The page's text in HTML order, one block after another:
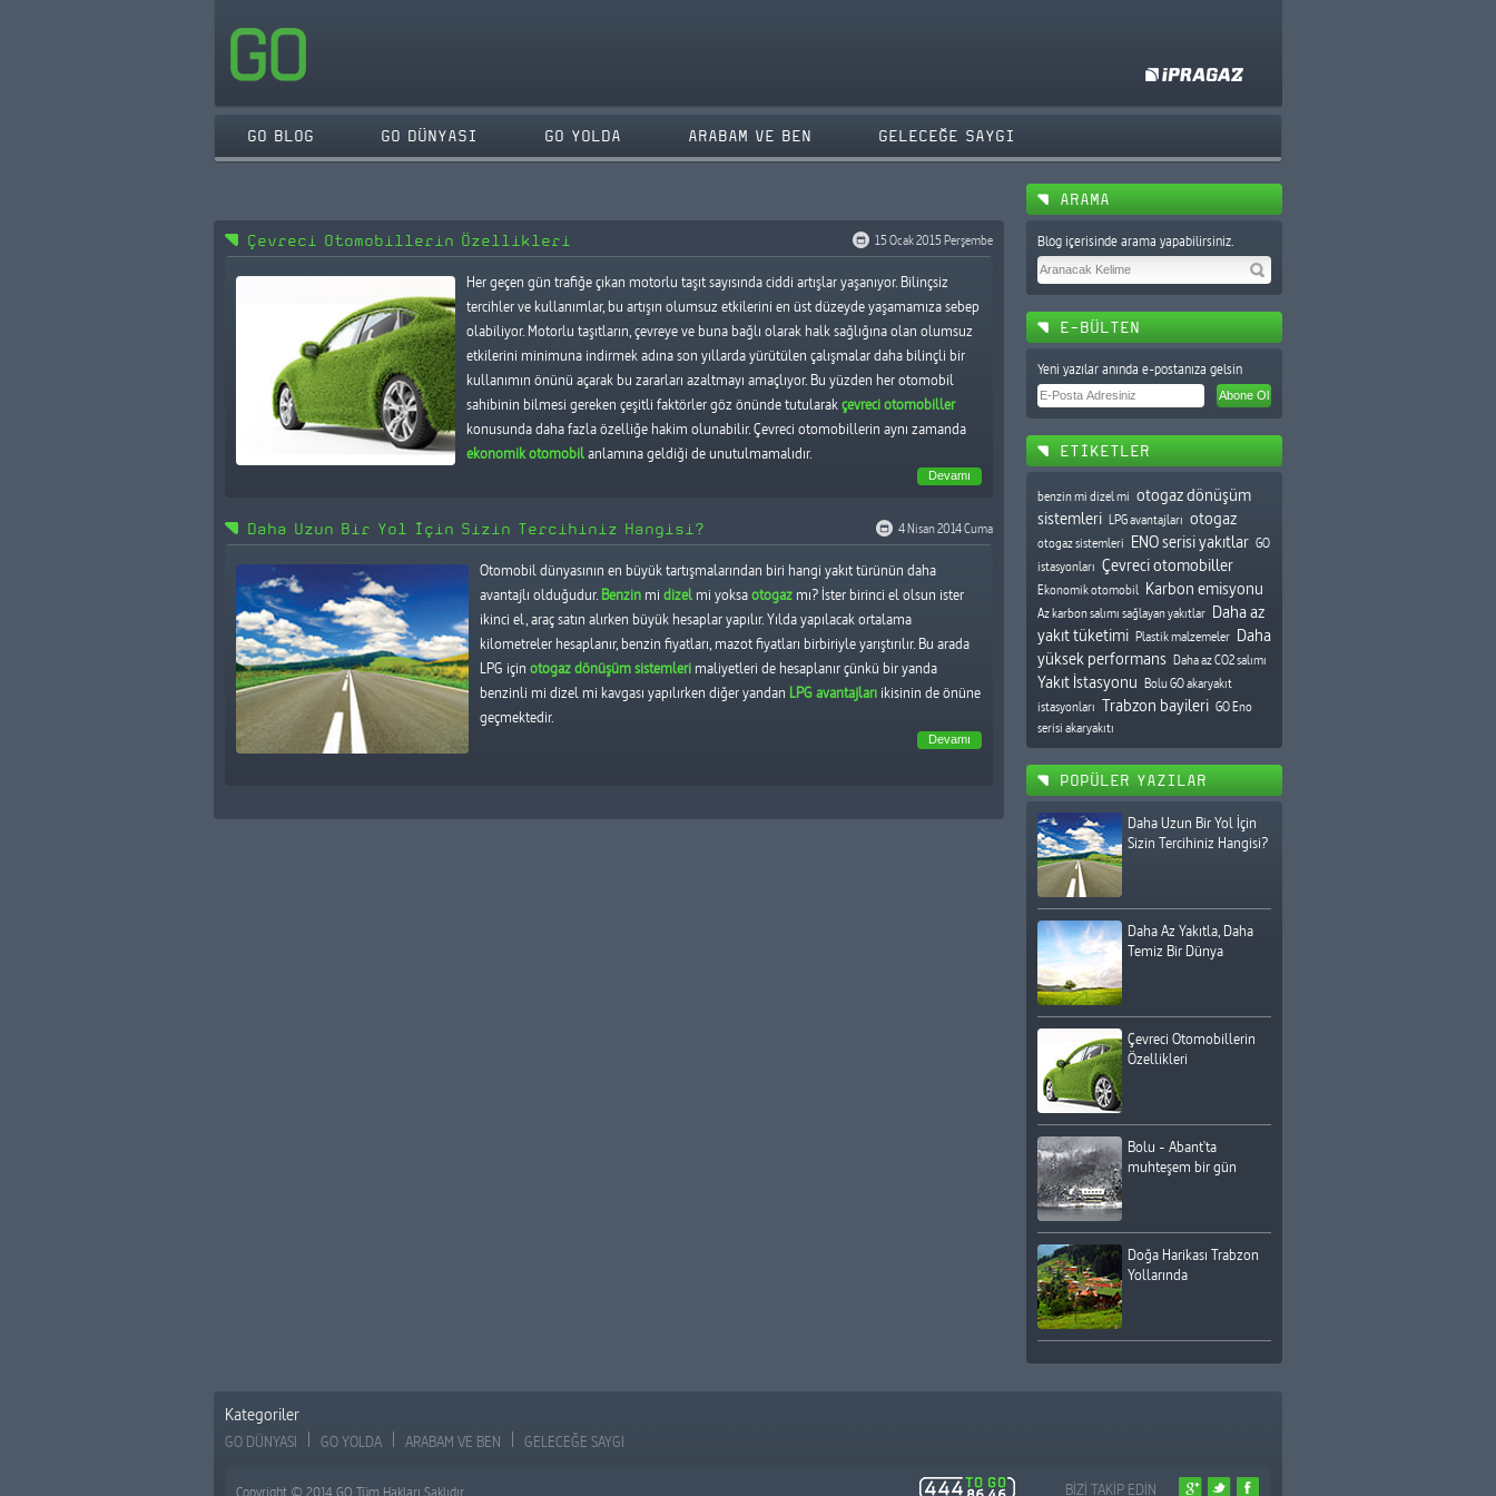
GO BLOG GO DÜNYASI GO YOLDA ARABAM VE BEN GELECEĞE SAYGI
Çevreci Otomobillerin Özellikleri 15 Ocak 2015 Perşembe
Her geçen gün trafiğe çıkan motorlu taşıt sayısında ciddi artışlar yaşanıyor. Bilinçsiz
tercihler ve kullanımlar, bu artışın olumsuz etkilerini en üst düzeyde yaşamamıza sebep
olabiliyor. Motorlu taşıtların, çevreye ve buna bağlı olarak halk sağlığına olan olumsuz
etkilerini minimuna indirmek adına son yıllarda yürütülen çalışmalar daha bilinçli bir
kullanımın önünü açarak bu zararları azaltmayı amaçlıyor. Bu yüzden her otomobil
sahibinin bilmesi gereken çeşitli faktörler göz önünde tutularakçevreci otomobiller
konusunda daha fazla özelliğe hakim olunabilir. Çevreci otomobillerin aynı zamanda
ekonomik otomobilanlamına geldiği de unutulmamalıdır.
Devamı
Daha Uzun Bir Yol İçin Sizin Tercihiniz Hangisi? 4 Nisan 2014 Cuma
Otomobil dünyasının en büyük tartışmalarından biri hangi yakıt türünün daha
avantajlı olduğudur. Benzin midizel mi yoksaotogaz mı? İster birinci el olsun ister
ikinci el, araç satın alırken büyük hesaplar yapılır. Yılda yapılacak ortalama
kilometreler hesaplanır, benzin fiyatları, mazot fiyatları birbiriyle yarıştırılır. Bu arada
LPG içinotogaz dönüşüm sistemleri maliyetleri de hesaplanır çünkü bir yanda
benzinli mi dizel mi kavgası yapılırken diğer yandan LPG avantajları ikisinin de önüne
geçmektedir.
Devamı
ARAMA
Blog içerisinde arama yapabilirsiniz.
E-BÜLTEN
Yeni yazılar anında e-postanıza gelsin
ETİKETLER
benzin mi dizel mi otogaz dönüşüm
sistemleri LPG avantajları otogaz
otogaz sistemleri ENO serisi yakıtlar GO
istasyonları Çevreci otomobiller
Ekonomik otomobil Karbon emisyonu
Az karbon salımı sağlayan yakıtlar Daha az
yakıt tüketimi Plastik malzemeler Daha
yüksek performans Daha az CO2 salımı
Yakıt İstasyonu Bolu GO akaryakıt
istasyonları Trabzon bayileri GO Eno
serisi akaryakıtı
POPÜLER YAZILAR
Daha Uzun Bir Yol İçin
Sizin Tercihiniz Hangisi?
Daha Az Yakıtla, Daha
Temiz Bir Dünya
Çevreci Otomobillerin
Özellikleri
Bolu - Abant'ta
muhteşem bir gün
Doğa Harikası Trabzon
Yollarında
Kategoriler
GO DÜNYASI GO YOLDA ARABAM VE BEN GELECEĞE SAYGI
Copyright © 2014 GO Tüm Hakları Saklıdır. BİZİ TAKİP EDİN